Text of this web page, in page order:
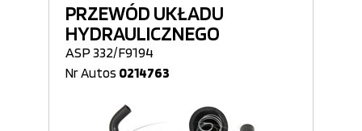
PRZEWÓD UKŁADU
HYDRAULICZNEGO
ASP 332/F9194
Nr Autos 0214763